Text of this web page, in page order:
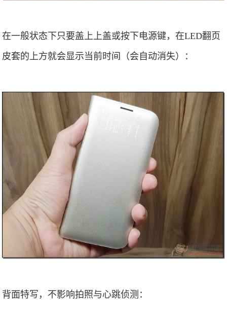
在一般状态下只要盖上上盖或按下电源键，在LED翻页
皮套的上方就会显示当前时间（会自动消失）：
背面特写，不影响拍照与心跳侦测：